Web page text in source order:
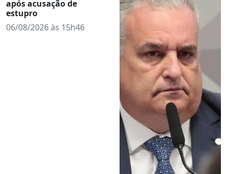
após acusação de
estupro
06/08/2026 às 15h46